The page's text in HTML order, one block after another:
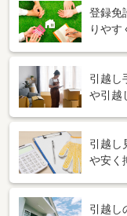
登録免
りやす
引越し
や引越
引越し
や安く
引越し